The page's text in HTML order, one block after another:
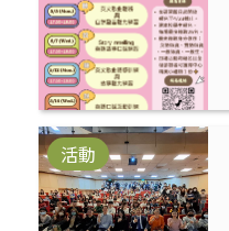
活動